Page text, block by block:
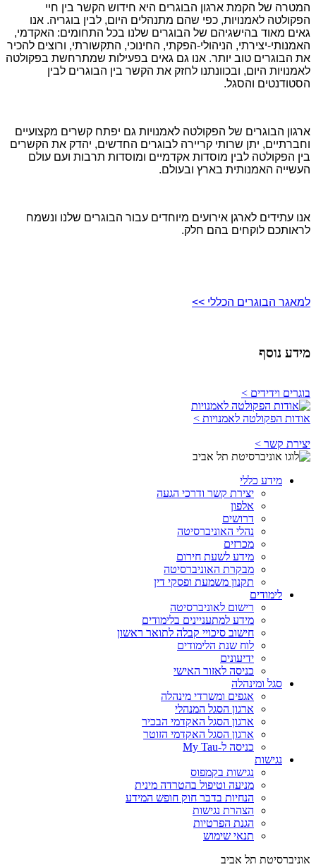
המטרה של הקמת ארגון הבוגרים היא חידוש הקשר בין חיי
הפקולטה לאמנויות, כפי שהם מתנהלים היום, לבין בוגריה. אנו
גאים מאוד בהישגיהם של הבוגרים שלנו בכל התחומים: האקדמי,
האמנותי-יצירתי, הניהולי-הפקתי, החינוכי, התקשורתי, ורוצים להכיר
את הבוגרים טוב יותר. אנו גם גאים בפעילות שמתרחשת בפקולטה
לאמנויות היום, ובכוונתנו לחזק את הקשר בין הבוגרים לבין
הסטודנטים והסגל.
ארגון הבוגרים של הפקולטה לאמנויות גם יפתח קשרים מקצועיים
וחברתיים, יתן שרותי קריירה לבוגרים החדשים, יהדק את הקשרים
בין הפקולטה לבין מוסדות אקדמיים ומוסדות תרבות ועם עולם
העשייה האמנותית בארץ ובעולם.
אנו עתידים לארגן אירועים מיוחדים עבור הבוגרים שלנו ונשמח
לראותכם לוקחים בהם חלק.
למאגר הבוגרים הכללי >>
מידע נוסף
בוגרים וידידים >
אודות הפקולטה לאמנויות >
יצירת קשר >
מידע כללי
יצירת קשר ודרכי הגעה
אלפון
דרושים
נהלי האוניברסיטה
מכרזים
מידע לשעת חירום
מבקרת האוניברסיטה
תקנון משמעת ופסקי דין
לימודים
רישום לאוניברסיטה
מידע למתעניינים בלימודים
חישוב סיכויי קבלה לתואר ראשון
לוח שנת הלימודים
ידיעונים
כניסה לאזור האישי
סגל ומינהלה
אגפים ומשרדי מינהלה
ארגון הסגל המנהלי
ארגון הסגל האקדמי הבכיר
ארגון הסגל האקדמי הזוטר
כניסה ל-My Tau
נגישות
נגישות בקמפוס
מניעה וטיפול בהטרדה מינית
הנחיות בדבר חוק חופש המידע
הצהרת נגישות
הגנת הפרטיות
תנאי שימוש
אוניברסיטת תל אביב